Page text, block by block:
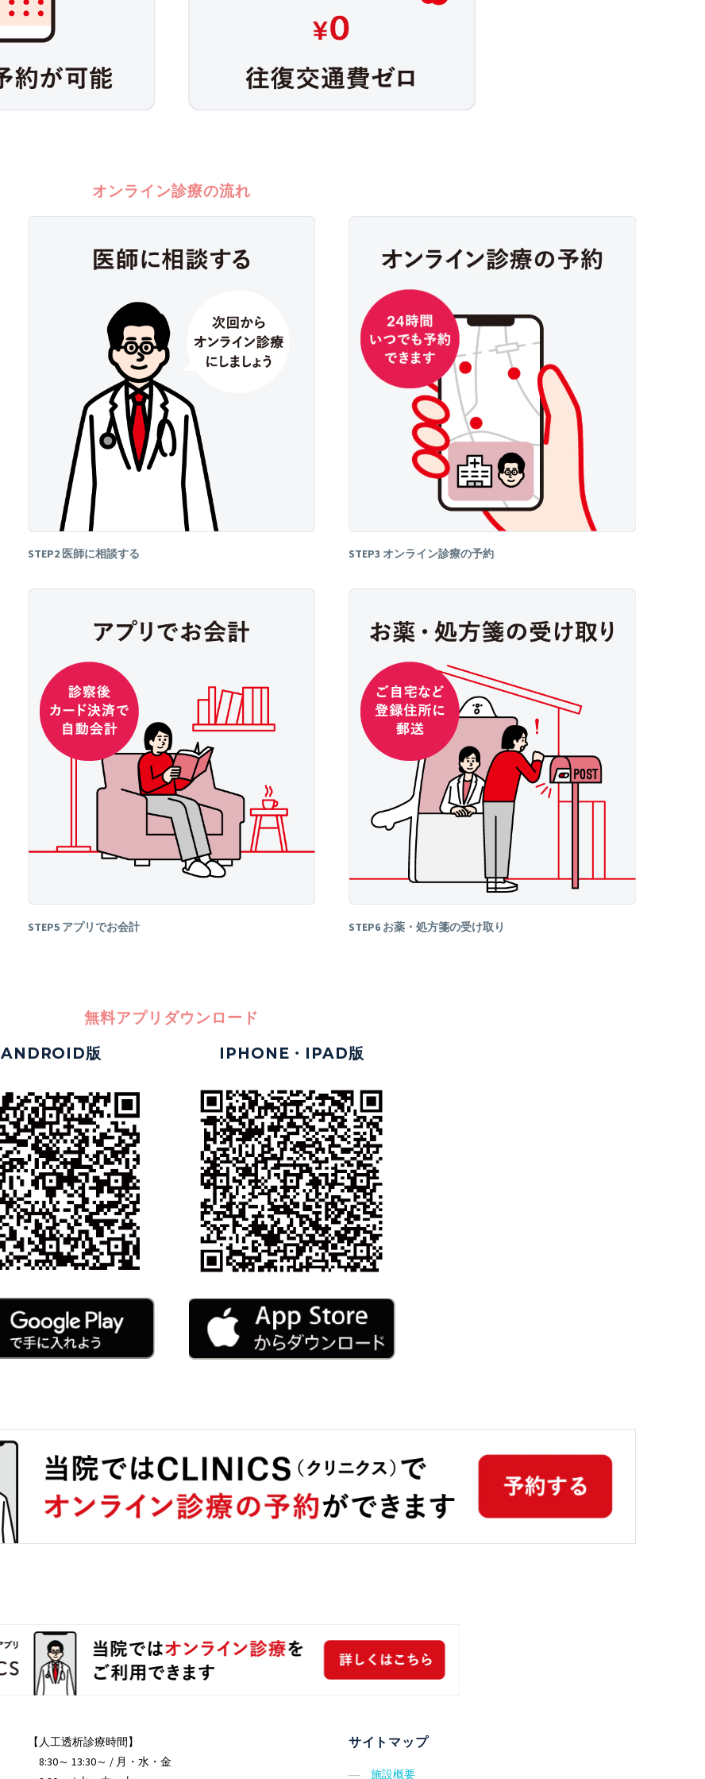
オンライン診療の流れ
STEP2 医師に相談する STEP3 オンライン診療の予約
STEP5 アプリでお会計 STEP6 お薬・処方箋の受け取り
無料アプリダウンロード
ANDROID版
IPHONE・IPAD版
【人工透析診療時間】
8:30～ 13:30～ / 月・水・金
サイトマップ
― 施設概要